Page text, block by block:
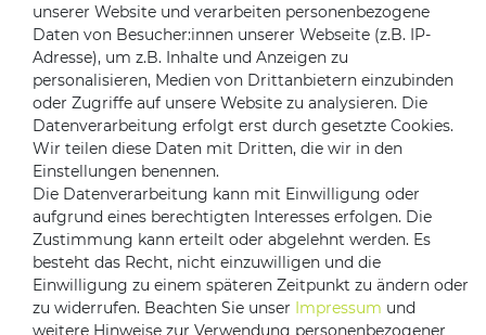
Zahlungsanbieter
Versandpartner
unserer Website und verarbeiten personenbezogene
Daten von Besucher:innen unserer Webseite (z.B. IP-
Adresse), um z.B. Inhalte und Anzeigen zu
personalisieren, Medien von Drittanbietern einzubinden
oder Zugriffe auf unsere Website zu analysieren. Die
Datenverarbeitung erfolgt erst durch gesetzte Cookies.
Wir teilen diese Daten mit Dritten, die wir in den
Einstellungen benennen.
Die Datenverarbeitung kann mit Einwilligung oder
aufgrund eines berechtigten Interesses erfolgen. Die
Zustimmung kann erteilt oder abgelehnt werden. Es
besteht das Recht, nicht einzuwilligen und die
Einwilligung zu einem späteren Zeitpunkt zu ändern oder
zu widerrufen. Beachten Sie unser Impressum und
weitere Hinweise zur Verwendung personenbezogener